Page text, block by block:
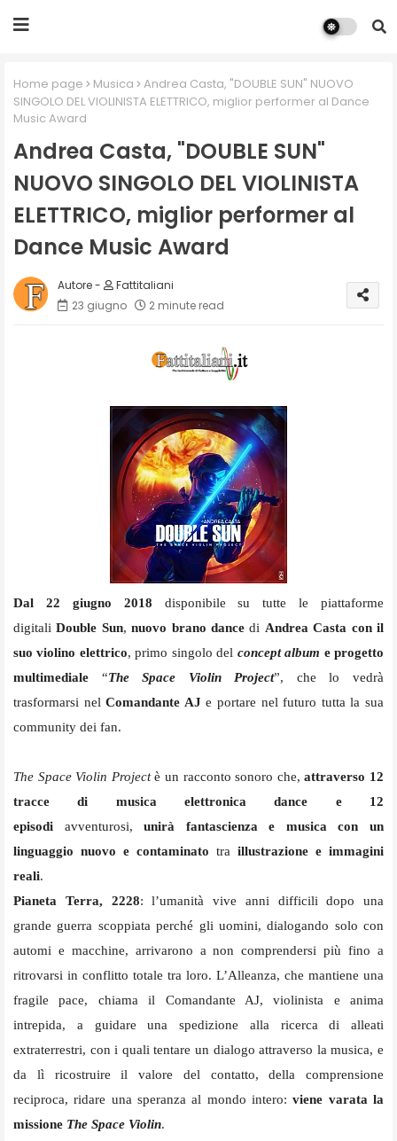
Home page Musica
Andrea Casta, "DOUBLE SUN" NUOVO
SINGOLO DEL VIOLINISTA ELETTRICO, miglior performer al Dance
Music Award
Andrea Casta, "DOUBLE SUN"
NUOVO SINGOLO DEL VIOLINISTA
ELETTRICO, miglior performer al
Dance Music Award
Fattitaliani
23 giugno
2 minute read
Dal 22 giugno 2018 disponibile su tutte le piattaforme
digitaliDouble Sun,nuovo brano dance di Andrea Casta con il
suo violino elettrico, primo singolo del concept album e progetto
multimediale “The Space Violin Project”, che lo vedrà
trasformarsi nelComandante AJ e portare nel futuro tutta la sua
community dei fan.
The Space Violin Projectè un racconto sonoro che,attraverso 12
tracce di musica elettronica dance e
12
episodi avventurosi, unirà fantascienza e musica con un
linguaggio nuovo e contaminato tra illustrazione e immagini
reali.
Pianeta Terra, 2228: l’umanità vive anni difficili dopo una
grande guerra scoppiata perché gli uomini, dialogando solo con
automi e macchine, arrivarono a non comprendersi più fino a
ritrovarsi in conflitto totale tra loro. L’Alleanza, che mantiene una
fragile pace, chiama il Comandante AJ, violinista e anima
intrepida, a guidare una spedizione alla ricerca di alleati
extraterrestri, con i quali tentare un dialogo attraverso la musica, e
da lì ricostruire il valore del contatto, della comprensione
reciproca, ridare una speranza al mondo intero:viene varata la
missione The Space Violin.